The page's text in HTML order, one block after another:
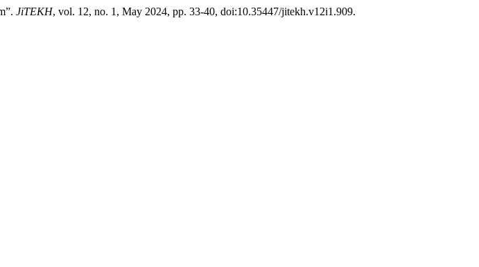
JiTEKH, vol. 12, no. 1, May 2024, pp. 33-40, doi:10.35447/jitekh.v12i1.909.